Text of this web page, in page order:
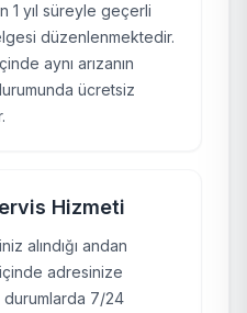
1 yıl süreyle geçerli
düzenlenmektedir.
aynı arızanın
ücretsiz
Hizmeti
alındığı andan
adresinize
durumlarda 7/24